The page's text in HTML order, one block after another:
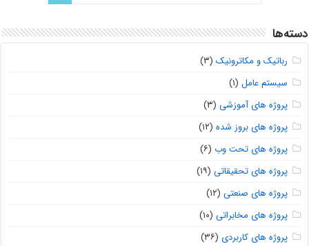
دسته‌ها
رباتیک و مکاترونیک (۳)
سیستم عامل (۱)
پروژه های آموزشی (۳)
پروژه های بروز شده (۱۲)
پروژه های تحت وب (۶)
پروژه های تحقیقاتی (۱۹)
پروژه های صنعتی (۱۲)
پروژه های مخابراتی (۱۰)
پروژه های کاربردی (۳۶)